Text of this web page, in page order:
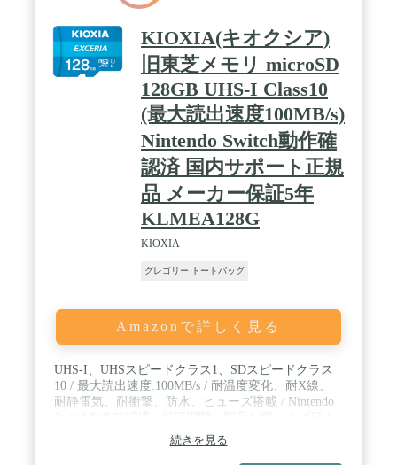
KIOXIA(キオクシア)
旧東芝メモリ microSD
128GB UHS-I Class10
(最大読出速度100MB/s)
Nintendo Switch動作確
認済 国内サポート正規
品 メーカー保証5年
KLMEA128G
KIOXIA
グレゴリー トートバッグ
Amazonで詳しく見る
UHS-I、UHSスピードクラス1、SDスピードクラス
10 / 最大読出速度:100MB/s / 耐温度変化、耐X線、
耐静電気、耐衝撃、防水、ヒューズ搭載 / Nintendo
続きを見る